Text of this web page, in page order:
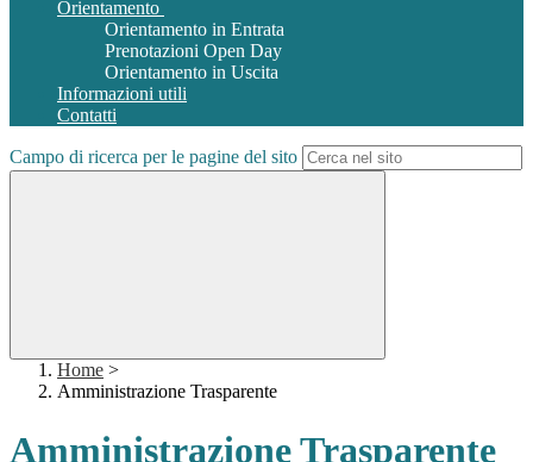
Orientamento
Orientamento in Entrata
Prenotazioni Open Day
Orientamento in Uscita
Informazioni utili
Contatti
Campo di ricerca per le pagine del sito
Home >
Amministrazione Trasparente
Amministrazione Trasparente